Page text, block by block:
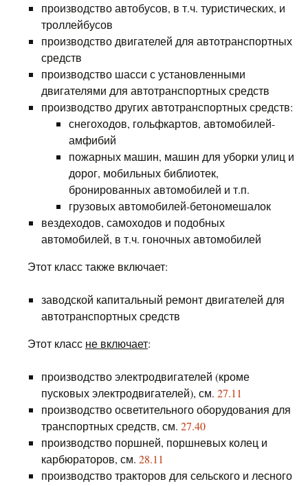
производство автобусов, в т.ч. туристических, и
троллейбусов
производство двигателей для автотранспортных
средств
производство шасси с установленными
двигателями для автотранспортных средств
производство других автотранспортных средств:
снегоходов, гольфкартов, автомобилей-
амфибий
пожарных машин, машин для уборки улиц и
дорог, мобильных библиотек,
бронированных автомобилей и т.п.
грузовых автомобилей-бетономешалок
вездеходов, самоходов и подобных
автомобилей, в т.ч. гоночных автомобилей
Этот класс также включает:
заводской капитальный ремонт двигателей для
автотранспортных средств
Этот класс не включает:
производство электродвигателей (кроме
пусковых электродвигателей), см. 27.11
производство осветительного оборудования для
транспортных средств, см. 27.40
производство поршней, поршневых колец и
карбюраторов, см. 28.11
производство тракторов для сельского и лесного